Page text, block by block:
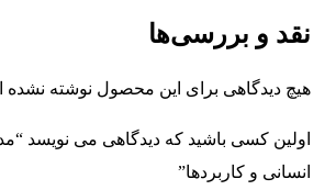
نقد و بررسی‌ها
هیچ دیدگاهی برای این محصول نوشته
اولین کسی باشید که دیدگاهی می نویسد
انسانی و کاربردها”